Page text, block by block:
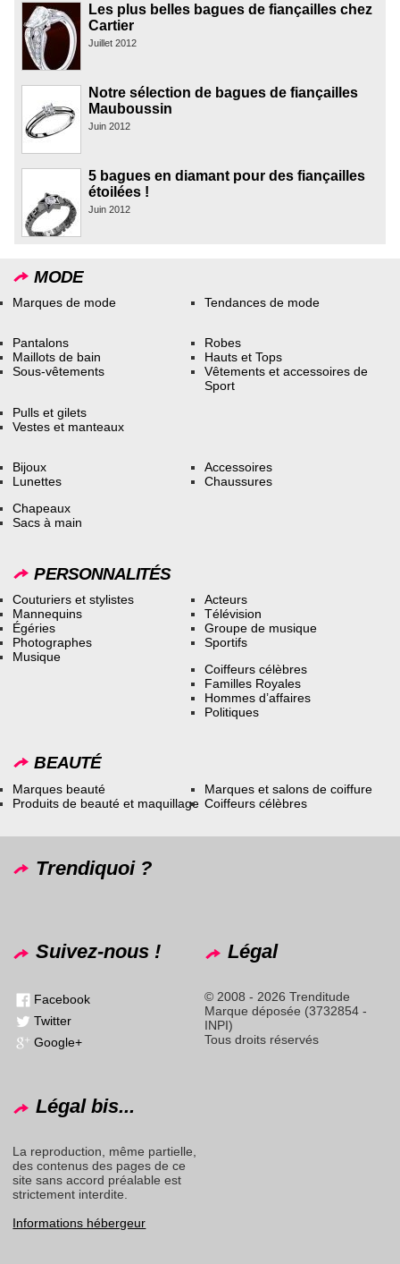
Les plus belles bagues de fiançailles chez
Cartier
Juillet 2012
Notre sélection de bagues de fiançailles
Mauboussin
Juin 2012
5 bagues en diamant pour des fiançailles
étoilées !
Juin 2012
MODE
Marques de mode Tendances de mode
Pantalons
Maillots de bain
Sous-vêtements
Robes
Hauts et Tops
Vêtements et accessoires de
Sport
Pulls et gilets
Vestes et manteaux
Bijoux
Lunettes
Accessoires
Chaussures
Chapeaux
Sacs à main
PERSONNALITÉS
Couturiers et stylistes
Mannequins
Égéries
Photographes
Musique
Acteurs
Télévision
Groupe de musique
Sportifs
Coiffeurs célèbres
Familles Royales
Hommes d’affaires
Politiques
BEAUTÉ
Marques beauté
Produits de beauté et maquillage
Marques et salons de coiffure
Coiffeurs célèbres
Trendiquoi ?
Suivez-nous !
Facebook
Twitter
Google+
Légal
© 2008 - 2026 Trenditude
Marque déposée (3732854 -
INPI)
Tous droits réservés
Légal bis...
La reproduction, même partielle,
des contenus des pages de ce
site sans accord préalable est
strictement interdite.
Informations hébergeur